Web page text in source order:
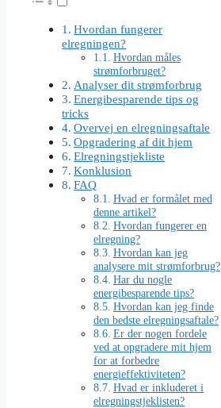
Hvordan fungerer
elregningen?
Hvordan måles
strømforbruget?
Analyser dit strømforbrug
Energibesparende tips og
tricks
Overvej en elregningsaftale
Opgradering af dit hjem
Elregningstjekliste
Konklusion
FAQ
Hvad er formålet med
denne artikel?
Hvordan fungerer en
elregning?
Hvordan kan jeg
analysere mit strømforbrug?
Har du nogle
energibesparende tips?
Hvordan kan jeg finde
den bedste elregningsaftale?
Er der nogen fordele
ved at opgradere mit hjem
for at forbedre
energieffektiviteten?
Hvad er inkluderet i
elregningstjeklisten?